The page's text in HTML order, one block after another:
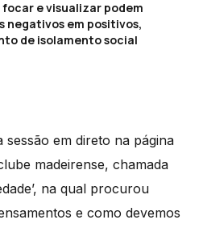
e visualizar podem
negativos em positivos,
de isolamento social
em direto na página
madeirense, chamada
na qual procurou
e como devemos